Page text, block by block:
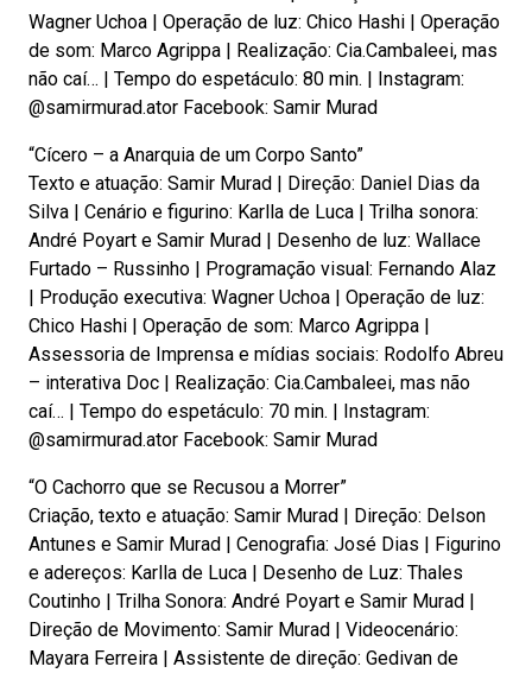
Wagner Uchoa | Operação de luz: Chico Hashi | Operação
de som: Marco Agrippa | Realização: Cia.Cambaleei, mas
não caí… | Tempo do espetáculo: 80 min. | Instagram:
@samirmurad.ator Facebook: Samir Murad
“Cícero – a Anarquia de um Corpo Santo”
Texto e atuação: Samir Murad | Direção: Daniel Dias da
Silva | Cenário e figurino: Karlla de Luca | Trilha sonora:
André Poyart e Samir Murad | Desenho de luz: Wallace
Furtado – Russinho | Programação visual: Fernando Alaz
| Produção executiva: Wagner Uchoa | Operação de luz:
Chico Hashi | Operação de som: Marco Agrippa |
Assessoria de Imprensa e mídias sociais: Rodolfo Abreu
– interativa Doc | Realização: Cia.Cambaleei, mas não
caí… | Tempo do espetáculo: 70 min. | Instagram:
@samirmurad.ator Facebook: Samir Murad
“O Cachorro que se Recusou a Morrer”
Criação, texto e atuação: Samir Murad | Direção: Delson
Antunes e Samir Murad | Cenografia: José Dias | Figurino
e adereços: Karlla de Luca | Desenho de Luz: Thales
Coutinho | Trilha Sonora: André Poyart e Samir Murad |
Direção de Movimento: Samir Murad | Videocenário:
Mayara Ferreira | Assistente de direção: Gedivan de